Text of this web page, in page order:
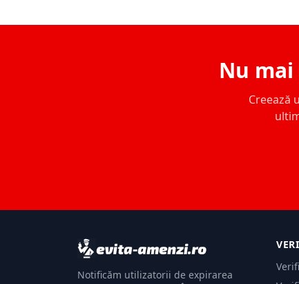
Nu
Creează
Notificăm utilizatorii de expirarea